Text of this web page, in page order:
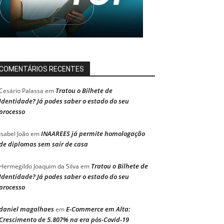
RECENTES
Palassa em Tratou o Bilhete de
Já podes saber o estado do seu
JoãoemINAAREES já permite homologação
diplomas sem sair de casa
Joaquim da Silva em Tratou o Bilhete de
Já podes saber o estado do seu
magalhaesemE-Commerce em Alta:
de 5.807% na era pós-Covid-19